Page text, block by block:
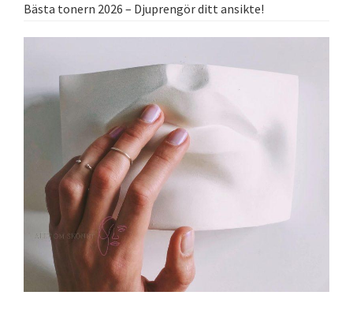
Bästa tonern 2026 – Djuprengör ditt ansikte!